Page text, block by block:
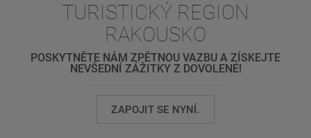
TURISTICKÝ REGION
RAKOUSKO
POSKYTNĚTE NÁM ZPĚTNOU VAZBU A ZÍSKEJTE
NEVŠEDNÍ ZÁŽITKY Z DOVOLENÉ!
ZAPOJIT SE NYNÍ.